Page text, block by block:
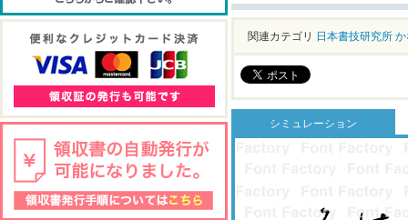
関連カテゴリ 日本書技研究所
シミュレーション